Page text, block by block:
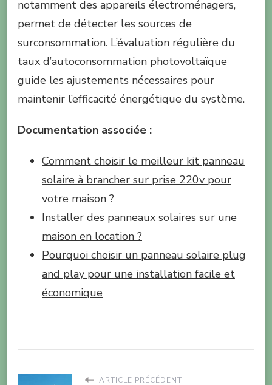
notamment des appareils électroménagers,
permet de détecter les sources de
surconsommation. L’évaluation régulière du
taux d’autoconsommation photovoltaïque
guide les ajustements nécessaires pour
maintenir l’efficacité énergétique du système.
Documentation associée :
Comment choisir le meilleur kit panneau
solaire à brancher sur prise 220v pour
votre maison ?
Installer des panneaux solaires sur une
maison en location ?
Pourquoi choisir un panneau solaire plug
and play pour une installation facile et
économique
ARTICLE PRÉCÉDENT